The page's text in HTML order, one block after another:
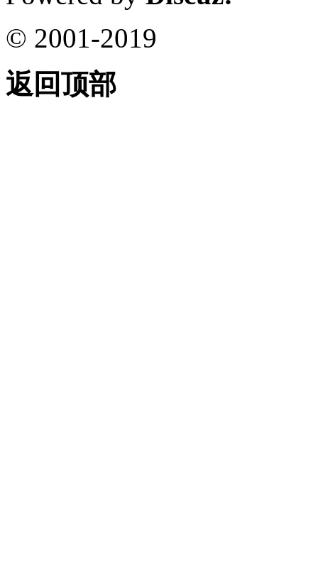
© 2001-2019
返回顶部